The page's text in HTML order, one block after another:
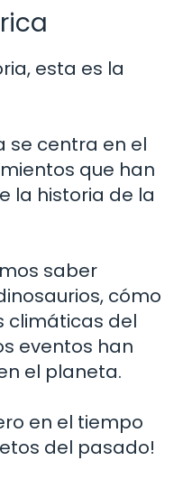
esta es la
se centra en el
que han
la historia de la
saber
cómo
climáticas del
eventos han
el planeta.
en el tiempo
del pasado!